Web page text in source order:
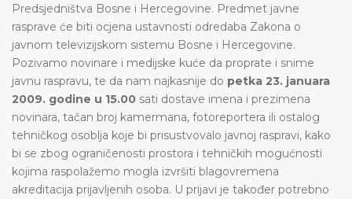
Predsjedništva Bosne i Hercegovine. Predmet javne
rasprave će biti ocjena ustavnosti odredaba Zakona o
javnom televizijskom sistemu Bosne i Hercegovine.
Pozivamo novinare i medijske kuće da proprate i snime
javnu raspravu, te da nam najkasnije do petka 23. januara
2009. godine u 15.00 sati dostave imena i prezimena
novinara, tačan broj kamermana, fotoreportera ili ostalog
tehničkog osoblja koje bi prisustvovalo javnoj raspravi, kako
bi se zbog ograničenosti prostora i tehničkih mogućnosti
kojima raspolažemo mogla izvršiti blagovremena
akreditacija prijavljenih osoba. U prijavi je također potrebno